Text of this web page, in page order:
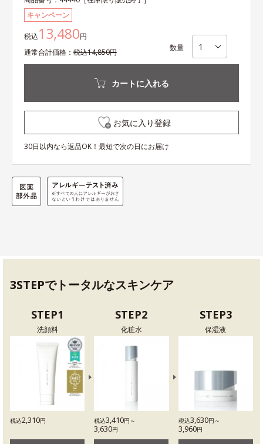
キャンペーン
税込13,480円
通常合計価格： 税込14,850円 数量
カートに入れる
お気に入り登録
30日以内なら返品OK！最短で次の日にお届け
3STEPでトータルなスキンケア
STEP1
洗顔料
税込2,310円
STEP2
化粧水
税込3,410円～
3,630円
STEP3
保湿液
税込3,630円～
3,960円